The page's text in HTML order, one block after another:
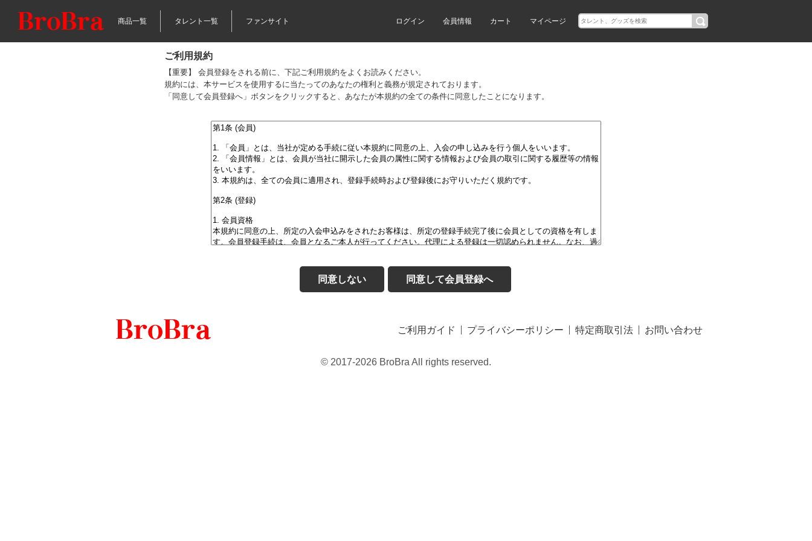
商品一覧 タレント一覧 ファンサイト ログイン 会員情報 カート マイページ
ご利用規約
【重要】 会員登録をされる前に、下記ご利用規約をよくお読みください。
規約には、本サービスを使用するに当たってのあなたの権利と義務が規定されております。
「同意して会員登録へ」ボタンをクリックすると、あなたが本規約の全ての条件に同意したことになります。
同意しない 同意して会員登録へ
ご利用ガイド プライバシーポリシー 特定商取引法 お問い合わせ
© 2017-2026 BroBra All rights reserved.